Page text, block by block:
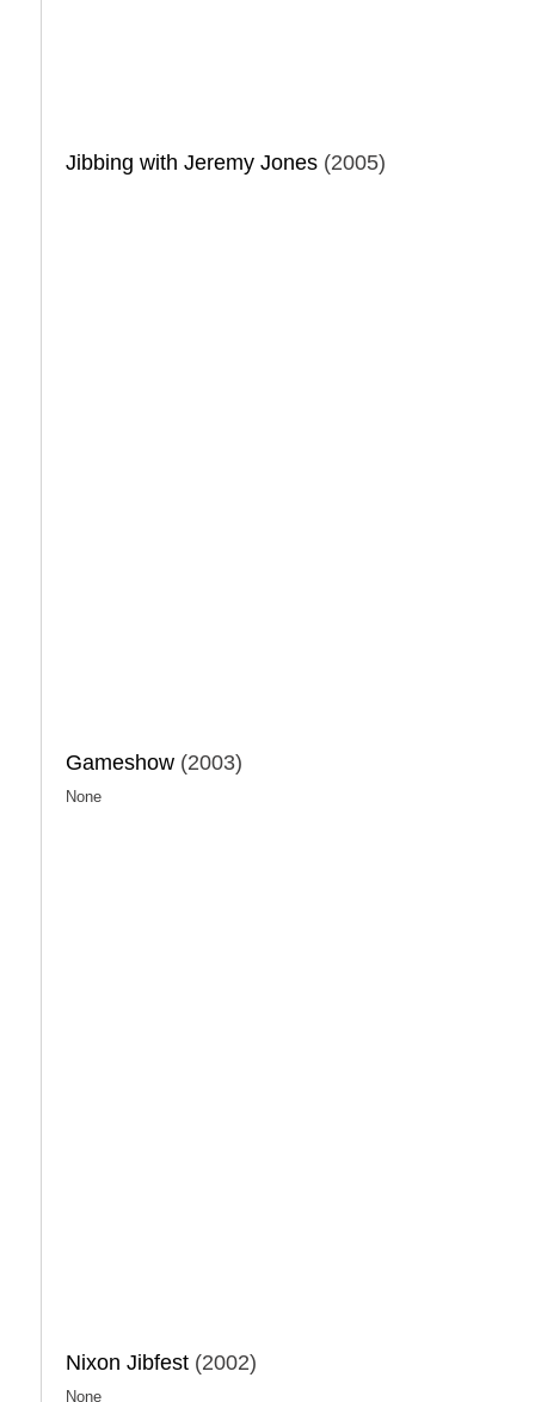
Jibbing with Jeremy Jones (2005)
Gameshow (2003)
None
Nixon Jibfest (2002)
None